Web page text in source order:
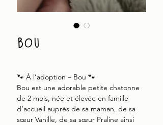
bou
🐾 À l’adoption – Bou 🐾
Bou est une adorable petite chatonne
de 2 mois, née et élevée en famille
d’accueil auprès de sa maman, de sa
sœur Vanille, de sa sœur Praline ainsi